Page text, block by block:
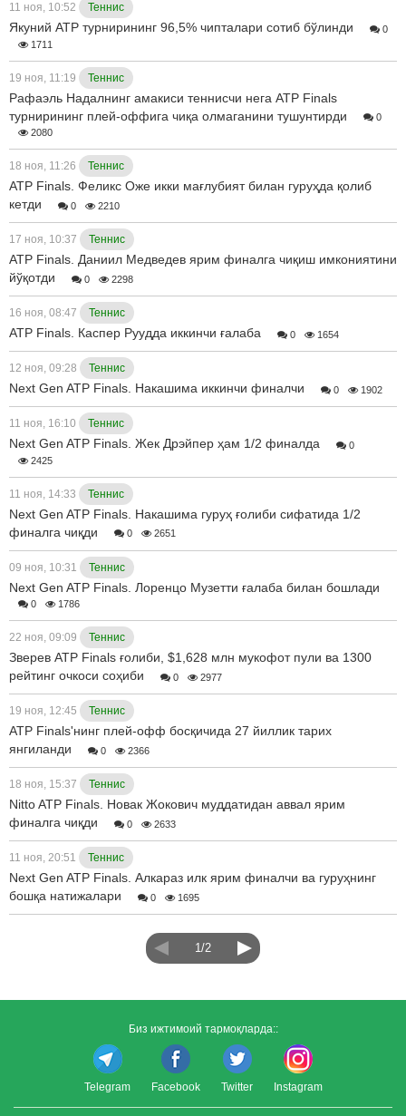
11 ноя, 10:52 Теннис
Якуний ATP турнирининг 96,5% чипталари сотиб бўлинди
0
1711
19 ноя, 11:19 Теннис
Рафаэль Надалнинг амакиси теннисчи нега ATP Finals
турнирининг плей-оффига чиқа олмаганини тушунтирди
0
2080
18 ноя, 11:26 Теннис
ATP Finals. Феликс Оже икки мағлубият билан гуруҳда қолиб
кетди
0 2210
17 ноя, 10:37 Теннис
АТP Finals. Даниил Медведев ярим финалга чиқиш имкониятини
йўқотди
0 2298
16 ноя, 08:47 Теннис
ATP Finals. Каспер Руудда иккинчи ғалаба 0 1654
12 ноя, 09:28 Теннис
Next Gen ATP Finals. Накашима иккинчи финалчи 0 1902
11 ноя, 16:10 Теннис
Next Gen ATP Finals. Жек Дрэйпер ҳам 1/2 финалда
0
2425
11 ноя, 14:33 Теннис
Next Gen ATP Finals. Накашима гуруҳ ғолиби сифатида 1/2
финалга чиқди
0 2651
09 ноя, 10:31 Теннис
Next Gen ATP Finals. Лоренцо Музетти ғалаба билан бошлади
0 1786
22 ноя, 09:09 Теннис
Зверев ATP Finals ғолиби, $1,628 млн мукофот пули ва 1300
рейтинг очкоси соҳиби
0 2977
19 ноя, 12:45 Теннис
АТP Finals'нинг плей-офф босқичида 27 йиллик тарих
янгиланди
0 2366
18 ноя, 15:37 Теннис
Nitto ATP Finals. Новак Жокович муддатидан аввал ярим
финалга чиқди
0 2633
11 ноя, 20:51 Теннис
Next Gen ATP Finals. Алкараз илк ярим финалчи ва гуруҳнинг
бошқа натижалари
0 1695
1/2
Биз ижтимоий тармоқларда::
Telegram Facebook Twitter Instagram